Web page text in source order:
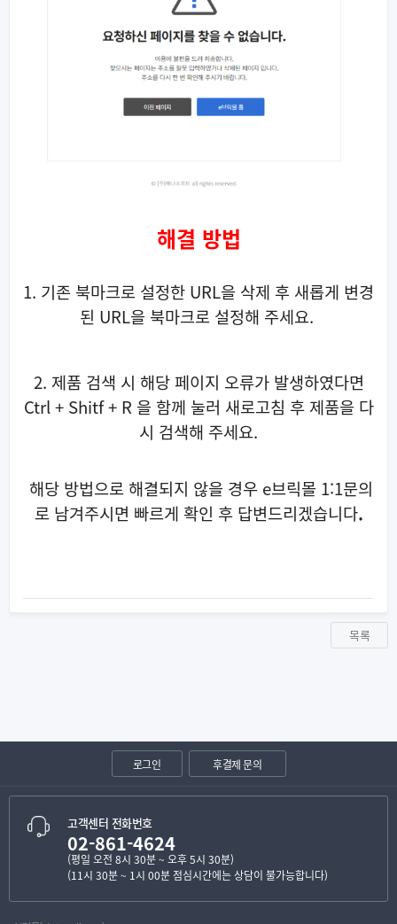
해결 방법
1. 기존 북마크로 설정한 URL을 삭제 후 새롭게 변경
된 URL을 북마크로 설정해 주세요.
2. 제품 검색 시 해당 페이지 오류가 발생하였다면
Ctrl + Shitf + R 을 함께 눌러 새로고침 후 제품을 다
시 검색해 주세요.
해당 방법으로 해결되지 않을 경우 e브릭몰 1:1문의
로 남겨주시면 빠르게 확인 후 답변드리겠습니다.
목록
로그인 후결제 문의
고객센터 전화번호
02-861-4624
(평일 오전 8시 30분 ~ 오후 5시 30분)
(11시 30분 ~ 1시 00분 점심시간에는 상담이 불가능합니다)